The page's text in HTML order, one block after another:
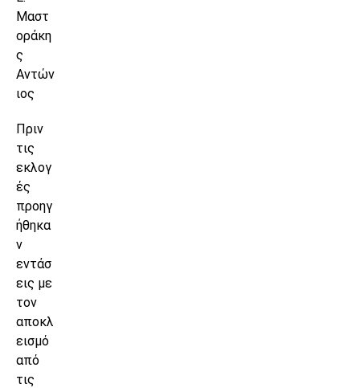
Μαστ
οράκη
ς
Αντών
ιος
Πριν
τις
εκλογ
ές
προηγ
ήθηκα
ν
εντάσ
εις με
τον
αποκλ
εισμό
από
τις